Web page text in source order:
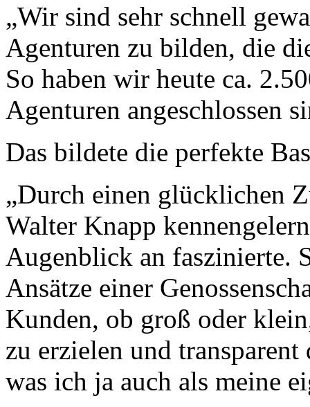
„Wir sind sehr schnell
Agenturen zu bilden, die
So haben wir heute ca.
Agenturen angeschlossen
Das bildete die perfekte
„Durch einen glücklichen
Walter Knapp
Augenblick an faszinierte.
Ansätze einer
Kunden, ob groß oder
zu erzielen und transparent
was ich ja auch als meine